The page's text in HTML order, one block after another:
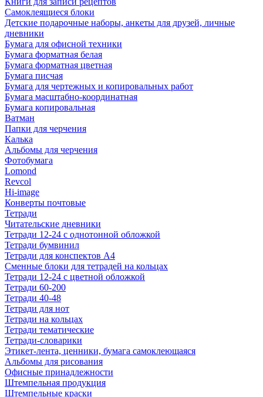
Самоклеящиеся блоки
Детские подарочные наборы, анкеты для друзей, личные
дневники
Бумага для офисной техники
Бумага форматная белая
Бумага форматная цветная
Бумага писчая
Бумага для чертежных и копировальных работ
Бумага масштабно-координатная
Бумага копировальная
Ватман
Папки для черчения
Калька
Альбомы для черчения
Фотобумага
Lomond
Revcol
Hi-image
Конверты почтовые
Тетради
Читательские дневники
Тетради 12-24 с однотонной обложкой
Тетради бумвинил
Тетради для конспектов А4
Сменные блоки для тетрадей на кольцах
Тетради 12-24 с цветной обложкой
Тетради 60-200
Тетради 40-48
Тетради для нот
Тетради на кольцах
Тетради тематические
Тетради-словарики
Этикет-лента, ценники, бумага самоклеющаяся
Альбомы для рисования
Офисные принадлежности
Штемпельная продукция
Штемпельные краски